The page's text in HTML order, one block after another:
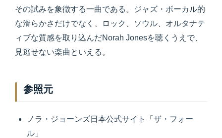
その試みを象徴する一曲である。ジャズ・ボーカル的
な滑らかさだけでなく、ロック、ソウル、オルタナテ
ィブな質感を取り込んだNorah Jonesを聴くうえで、
見逃せない楽曲といえる。
参照元
ノラ・ジョーンズ日本公式サイト「ザ・フォー
ル」